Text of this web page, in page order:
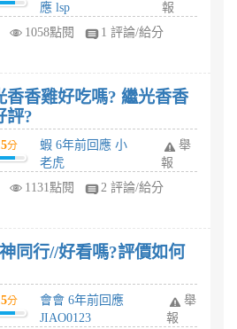
應 lsp
報
1058點閱
1 評論/給分
香香雞好吃嗎? 繼光香香
評?
分
蝦 6年前回應 小
老虎
舉
報
1131點閱
2 評論/給分
同行//好看嗎?評價如何
分
會會 6年前回應
JIAO0123
舉
報